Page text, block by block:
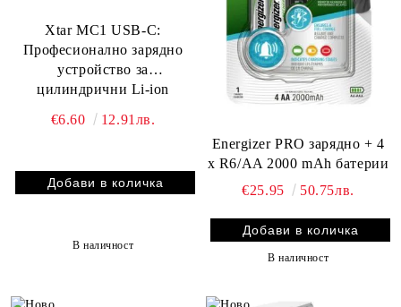
Xtar MC1 USB-C:
Професионално зарядно
устройство за
цилиндрични Li-ion
зареждане и пълна защита -
€6.60 12.91лв.
В наличност
Energizer PRO зарядно + 4
x R6/AA 2000 mAh батерии
€25.95
50.75лв.
В наличност